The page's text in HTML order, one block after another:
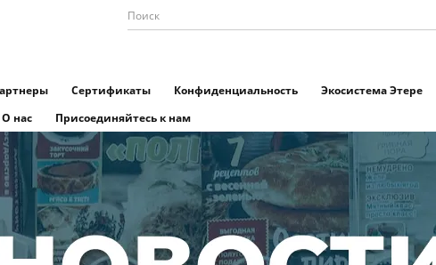
Сертификаты Конфиденциальность Экосистема Этере
О нас Присоединяйтесь к нам